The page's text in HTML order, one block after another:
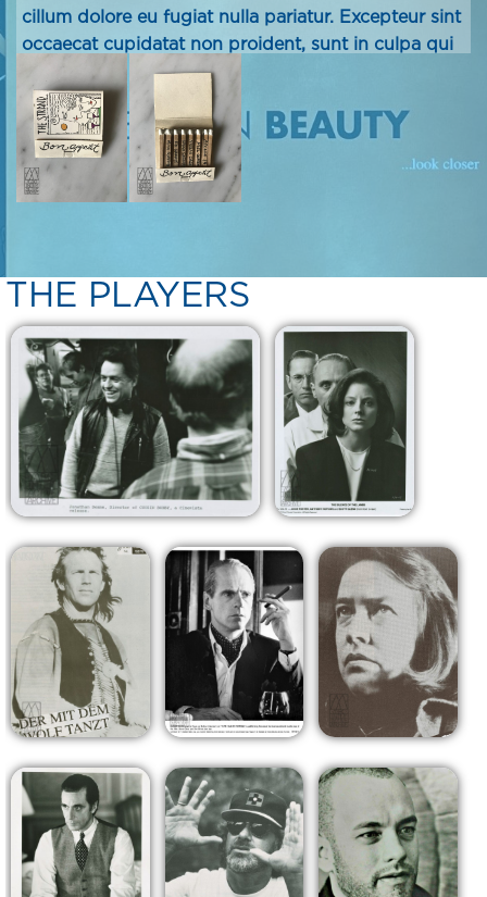
cillum dolore eu fugiat nulla pariatur. Excepteur sint
occaecat cupidatat non proident, sunt in culpa qui
officia deserunt mollit anim id est laborum.
THE PLAYERS